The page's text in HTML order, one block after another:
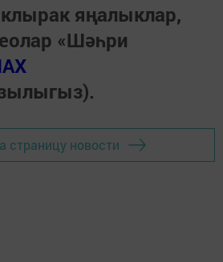
яңалыклар,
«Шәһри
страницу новости